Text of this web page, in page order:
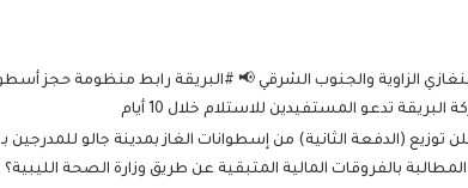
(الدفعة الثانية) من إسطوانات الغاز بمدينة جالو للمدرجين بـ 2026